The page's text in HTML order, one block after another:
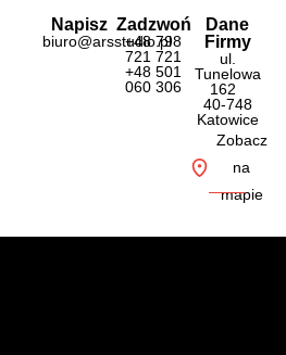
Napisz
biuro@arsstudio.pl
Zadzwoń
+48 798
721 721
+48 501
060 306
Dane
Firmy
ul.
Tunelowa
162
40-748
Katowice
Zobacz
na
mapie